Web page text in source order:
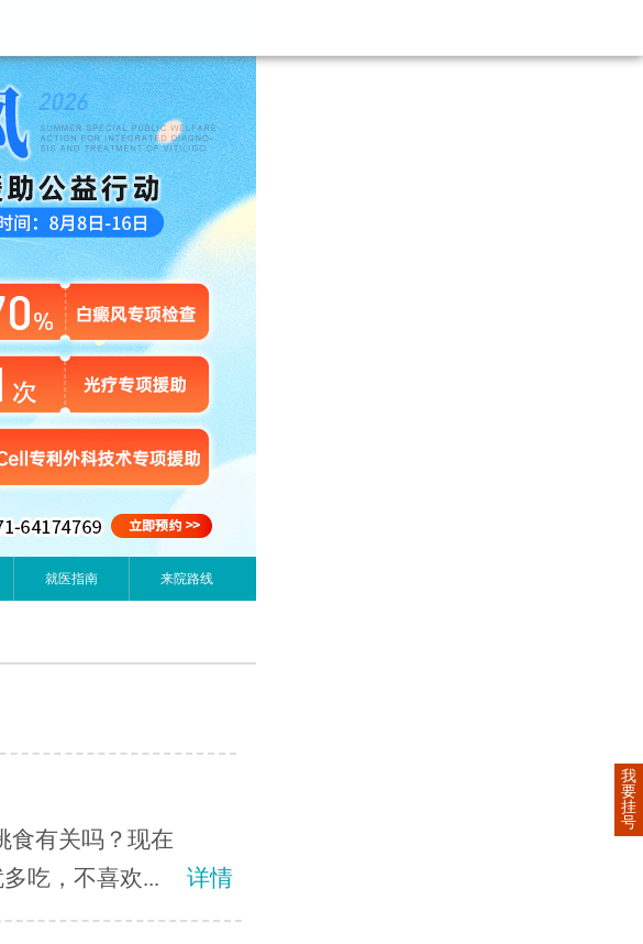
就医指南 来院路线
食有关吗？现在
吃，不喜欢...
详情
我
要
挂
号